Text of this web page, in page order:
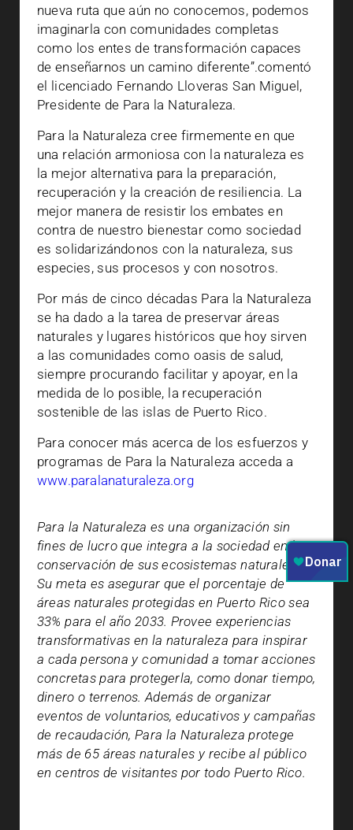
nueva ruta que aún no conocemos, podemos
imaginarla con comunidades completas
como los entes de transformación capaces
de enseñarnos un camino diferente”.comentó
el licenciado Fernando Lloveras San Miguel,
Presidente de Para la Naturaleza.
Para la Naturaleza cree firmemente en que
una relación armoniosa con la naturaleza es
la mejor alternativa para la preparación,
recuperación y la creación de resiliencia. La
mejor manera de resistir los embates en
contra de nuestro bienestar como sociedad
es solidarizándonos con la naturaleza, sus
especies, sus procesos y con nosotros.
Por más de cinco décadas Para la Naturaleza
se ha dado a la tarea de preservar áreas
naturales y lugares históricos que hoy sirven
a las comunidades como oasis de salud,
siempre procurando facilitar y apoyar, en la
medida de lo posible, la recuperación
sostenible de las islas de Puerto Rico.
Para conocer más acerca de los esfuerzos y
programas de Para la Naturaleza acceda a
www.paralanaturaleza.org
Para la Naturaleza es una organización sin
fines de lucro que integra a la sociedad en la
conservación de sus ecosistemas naturales.
Su meta es asegurar que el porcentaje de
áreas naturales protegidas en Puerto Rico sea
33% para el año 2033. Provee experiencias
transformativas en la naturaleza para inspirar
a cada persona y comunidad a tomar acciones
concretas para protegerla, como donar tiempo,
dinero o terrenos. Además de organizar
eventos de voluntarios, educativos y campañas
de recaudación, Para la Naturaleza protege
más de 65 áreas naturales y recibe al público
en centros de visitantes por todo Puerto Rico.